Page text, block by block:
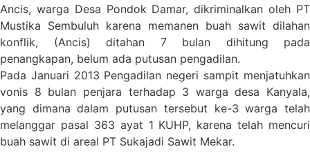
Ancis, warga Desa Pondok Damar, dikriminalkan oleh PT
Mustika Sembuluh karena memanen buah sawit dilahan
konflik, (Ancis) ditahan 7 bulan dihitung pada
penangkapan, belum ada putusan pengadilan.
Pada Januari 2013 Pengadilan negeri sampit menjatuhkan
vonis 8 bulan penjara terhadap 3 warga desa Kanyala,
yang dimana dalam putusan tersebut ke-3 warga telah
melanggar pasal 363 ayat 1 KUHP, karena telah mencuri
buah sawit di areal PT Sukajadi Sawit Mekar.